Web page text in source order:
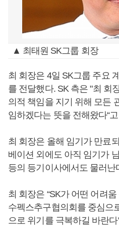
▲ 최태원 SK그룹 회장
최 회장은 4일 SK그룹 주요
를 전달했다. SK 측은 "최 회
의적 책임을 지기 위해 모든
임하겠다는 뜻을 전해왔다“
최 회장은 올해 임기가 만료
베이션 외에도 아직 임기가
등의 등기이사에서도 물러난
최 회장은 “SK가 어떤 어려
수펙스추구협의회를 중심으
으로 위기를 극복하길 바란